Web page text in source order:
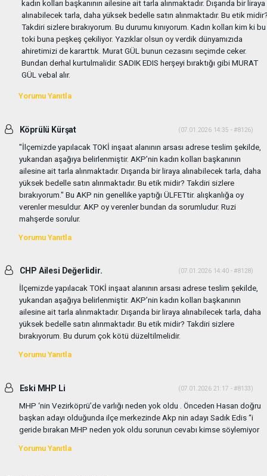
kadın kolları başkanının ailesine ait tarla alınmaktadır. Dışarıda bir liraya
alınabilecek tarla, daha yüksek bedelle satın alınmaktadır. Bu etik
Takdiri sizlere bırakıyorum. Bu durumu kınıyorum. Kadın kolları kim ki bu
toki buna peşkeş çekiliyor. Yazıklar olsun oy verdik dünyamızıda
ahiretimizi de kararttık. Murat GÜL bunun cezasını seçimde ceker.
Bundan derhal kurtulmalidir. SADIK EDIS herşeyi bıraktığı gibi MURAT
GÜL vebal alır.
Yorumu Yanıtla
Köprülü Kürşat (07.01.2026 14:35 - #8126)
"İlçemizde yapılacak TOKİ inşaat alanının arsası adrese teslim şekilde,
yukarıdan aşağıya belirlenmiştir. AKP’nin kadın kolları başkanının
ailesine ait tarla alınmaktadır. Dışarıda bir liraya alınabilecek tarla, daha
yüksek bedelle satın alınmaktadır. Bu etik midir? Takdiri sizlere
bırakıyorum." Bu AKP nin genellike yaptığı ÜLFETtir. alışkanlığa oy
verenler mesuldur. AKP oy verenler bundan da sorumludur. Ruzi
mahşerde sorulur.
Yorumu Yanıtla
CHP Ailesi Değerlidir. (07.01.2026 14:40 - #8128)
İlçemizde yapılacak TOKİ inşaat alanının arsası adrese teslim şekilde,
yukarıdan aşağıya belirlenmiştir. AKP’nin kadın kolları başkanının
ailesine ait tarla alınmaktadır. Dışarıda bir liraya alınabilecek tarla, daha
yüksek bedelle satın alınmaktadır. Bu etik midir? Takdiri sizlere
bırakıyorum. Bu durum çok kötü düzeltilmelidir.
Yorumu Yanıtla
Eski MHP Li (07.01.2026 21:17 - #8133)
MHP ‘nin Vezirköprü’de varlığı neden yok oldu . Önceden Hasan doğru
başkan adayı olduğunda ilçe merkezinde Akp nin adayı Sadık Edis “i
geride bırakan MHP neden yok oldu sorunun cevabı kimse söylemiyor
Yorumu Yanıtla